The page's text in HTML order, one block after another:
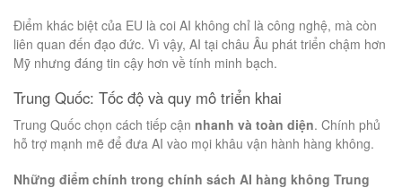
Điểm khác biệt của EU là coi AI không chỉ là công nghệ, mà còn
liên quan đến đạo đức. Vì vậy, AI tại châu Âu phát triển chậm hơn
Mỹ nhưng đáng tin cậy hơn về tính minh bạch.
Trung Quốc: Tốc độ và quy mô triển khai
Trung Quốc chọn cách tiếp cận nhanh và toàn diện. Chính phủ
hỗ trợ mạnh mẽ để đưa AI vào mọi khâu vận hành hàng không.
Những điểm chính trong chính sách AI hàng không Trung